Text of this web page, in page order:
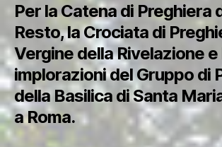
Per la Catena di Preghiera
Resto, la Crociata di
Vergine della Rivelazione e
implorazioni del Gruppo di
della Basilica di Santa
a Roma.